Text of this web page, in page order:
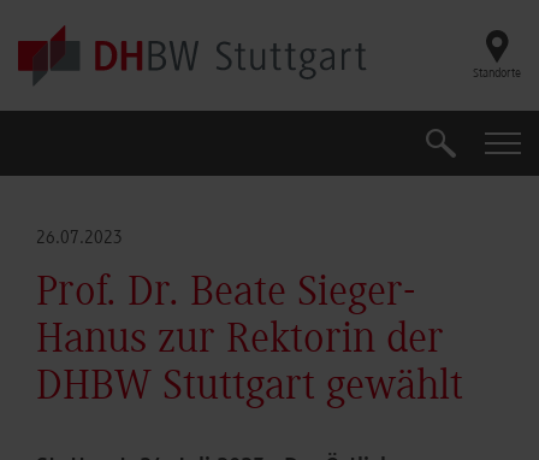
Skip to main content
Standorte
Suche
26.07.2023
Prof. Dr. Beate Sieger-
Hanus zur Rektorin der
DHBW Stuttgart gewählt